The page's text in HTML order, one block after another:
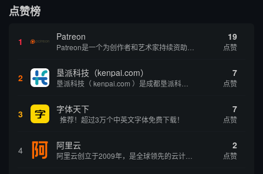
点赞榜
1 Patreon 19
点赞
2 垦派科技（kenpai.com） 7
点赞
3 字体天下
推荐！超过3万个中英文字体免费下载！
7
点赞
4 阿里云 2
点赞